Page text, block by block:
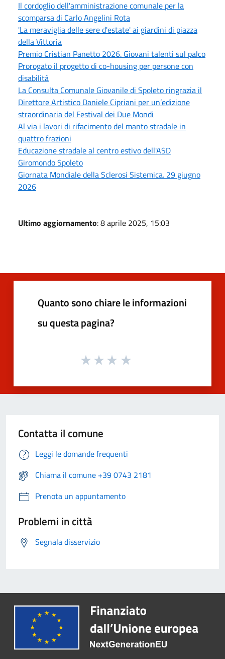
Il cordoglio dell'amministrazione comunale per la
scomparsa di Carlo Angelini Rota
'La meraviglia delle sere d'estate' ai giardini di piazza
della Vittoria
Premio Cristian Panetto 2026. Giovani talenti sul palco
Prorogato il progetto di co-housing per persone con
disabilità
La Consulta Comunale Giovanile di Spoleto ringrazia il
Direttore Artistico Daniele Cipriani per un’edizione
straordinaria del Festival dei Due Mondi
Al via i lavori di rifacimento del manto stradale in
quattro frazioni
Educazione stradale al centro estivo dell'ASD
Giromondo Spoleto
Giornata Mondiale della Sclerosi Sistemica. 29 giugno
2026
Ultimo aggiornamento: 8 aprile 2025, 15:03
Quanto sono chiare le informazioni
su questa pagina?
Contatta il comune
Leggi le domande frequenti
Chiama il comune +39 0743 2181
Prenota un appuntamento
Problemi in città
Segnala disservizio